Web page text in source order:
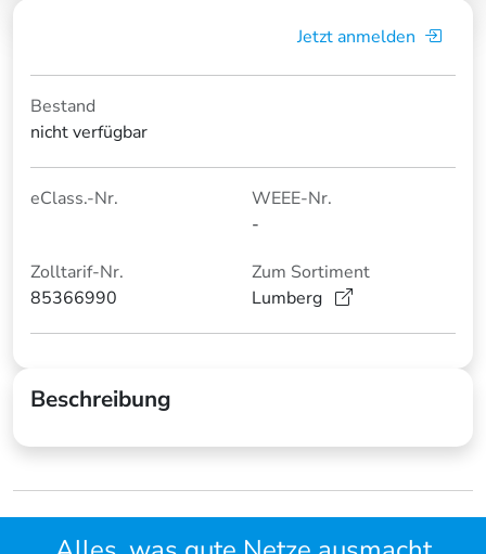
Jetzt anmelden
Bestand
nicht verfügbar
eClass.-Nr.
WEEE-Nr.
-
Zolltarif-Nr.
85366990
Zum Sortiment
Lumberg
Beschreibung